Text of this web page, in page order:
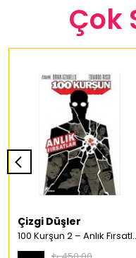
Çok
Çizgi Düşler
100 Kurşun 2 –